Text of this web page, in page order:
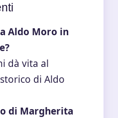
Aldo Moro in
dà vita al
di Aldo
di Margherita